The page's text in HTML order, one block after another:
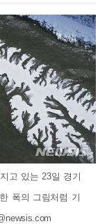
고 있는 23일 경기
폭의 그림처럼 기